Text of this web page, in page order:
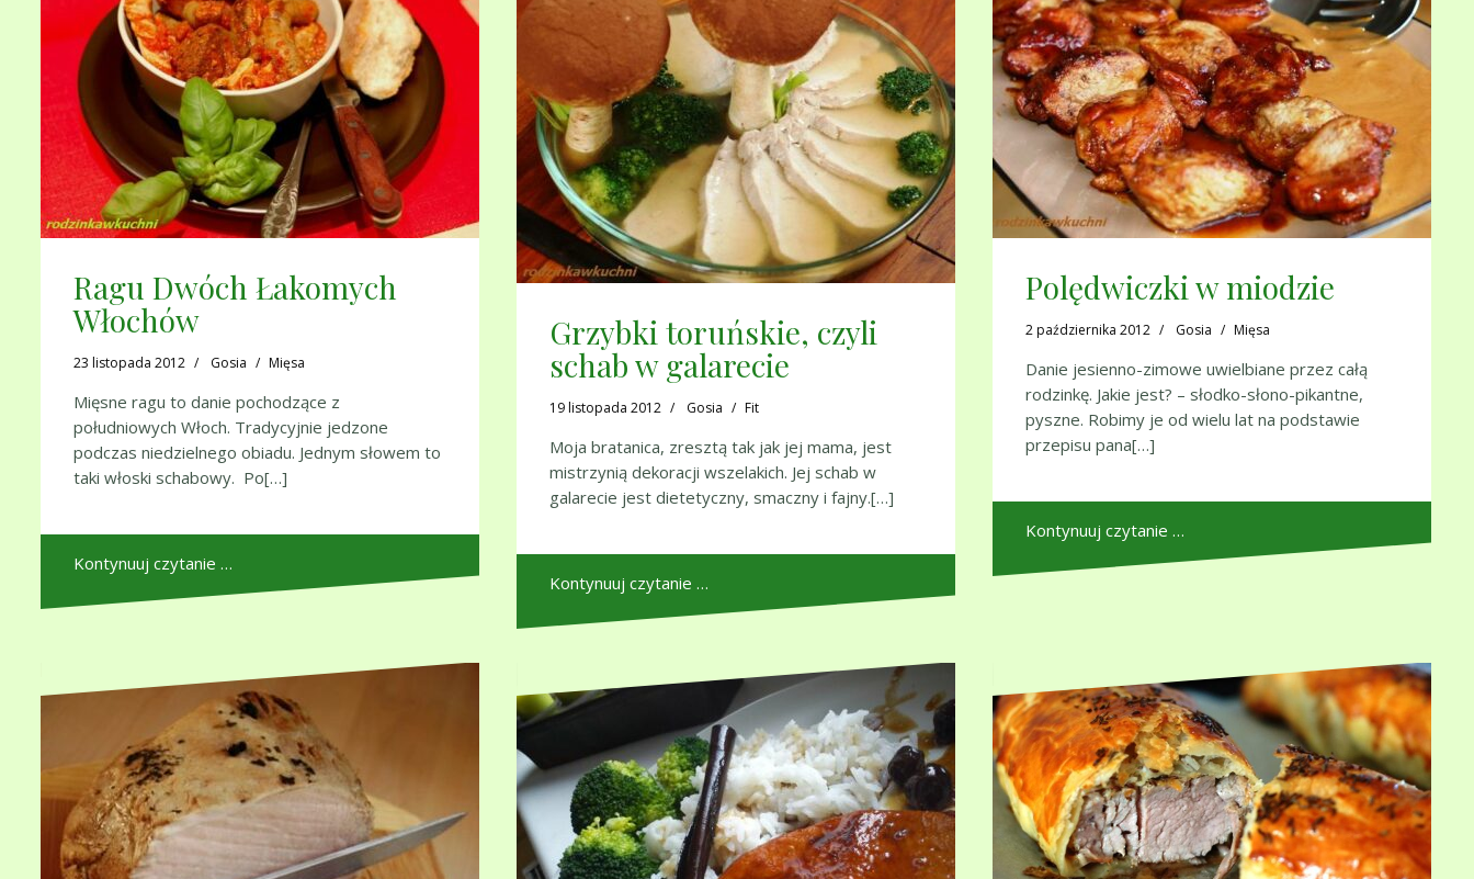
Ragu Dwóch Łakomych
Włochów
23 listopada 2012 Gosia Mięsa
Mięsne ragu to danie pochodzące z
południowych Włoch. Tradycyjnie jedzone
podczas niedzielnego obiadu. Jednym słowem to
taki włoski schabowy. Po[…]
Kontynuuj czytanie …
Grzybki toruńskie, czyli
schab w galarecie
19 listopada 2012 Gosia Fit
Moja bratanica, zresztą tak jak jej mama, jest
mistrzynią dekoracji wszelakich. Jej schab w
galarecie jest dietetyczny, smaczny i fajny.[…]
Kontynuuj czytanie …
Polędwiczki w miodzie
2 października 2012 Gosia Mięsa
Danie jesienno-zimowe uwielbiane przez całą
rodzinkę. Jakie jest? – słodko-słono-pikantne,
pyszne. Robimy je od wielu lat na podstawie
przepisu pana[…]
Kontynuuj czytanie …